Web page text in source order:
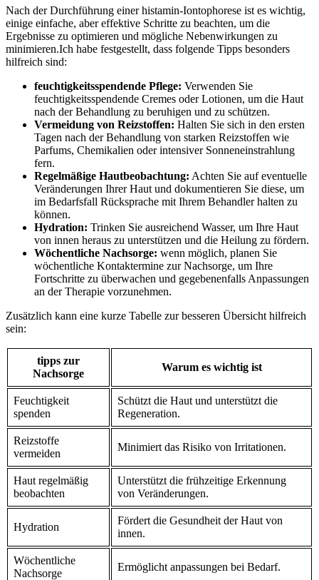
Nach der ⁢Durchführung einer histamin-Iontophorese​ ist es wichtig,
einige einfache, aber effektive Schritte zu beachten, um die
Ergebnisse zu optimieren und mögliche Nebenwirkungen zu​
minimieren.Ich habe festgestellt, dass folgende Tipps besonders
hilfreich sind:
feuchtigkeitsspendende Pflege: Verwenden Sie
feuchtigkeitsspendende ⁢Cremes oder ⁤Lotionen, um die Haut
‍nach​ der Behandlung ​zu beruhigen und zu schützen.
Vermeidung von Reizstoffen: Halten Sie⁤ sich in den ersten
Tagen nach der Behandlung von starken Reizstoffen ⁣wie
Parfums,⁣ Chemikalien oder intensiver Sonneneinstrahlung
fern.
Regelmäßige Hautbeobachtung: Achten‌ Sie auf eventuelle
Veränderungen Ihrer Haut und dokumentieren Sie diese, um
im Bedarfsfall Rücksprache mit Ihrem Behandler halten ⁣zu
können.
Hydration: Trinken Sie ausreichend ⁤Wasser, um Ihre Haut
von innen heraus zu⁤ unterstützen und die​ Heilung zu fördern.
Wöchentliche‌ Nachsorge: wenn möglich, planen Sie⁣
wöchentliche Kontaktermine zur Nachsorge, um Ihre
Fortschritte zu überwachen und gegebenenfalls Anpassungen
an der⁣ Therapie vorzunehmen.
Zusätzlich kann eine kurze Tabelle zur besseren Übersicht hilfreich⁢
sein:
tipps zur⁣
Nachsorge
Warum es wichtig ist
Feuchtigkeit
spenden
Schützt die ​Haut und unterstützt die
Regeneration.
Reizstoffe
vermeiden
Minimiert das Risiko von Irritationen.
Haut regelmäßig
beobachten
Unterstützt die frühzeitige Erkennung
von Veränderungen.
Hydration
Fördert die Gesundheit der Haut von⁤
innen.
Wöchentliche⁢
Nachsorge
Ermöglicht anpassungen‌ bei Bedarf.